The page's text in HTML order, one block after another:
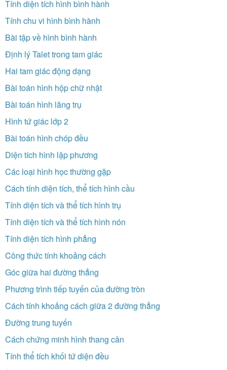
Tính diện tích hình bình hành
Tính chu vi hình bình hành
Bài tập về hình bình hành
Định lý Talet trong tam giác
Hai tam giác động dạng
Bài toán hình hộp chữ nhật
Bài toán hình lăng trụ
Hình tứ giác lớp 2
Bài toán hình chóp đều
Diện tích hình lập phương
Các loại hình học thường gặp
Cách tính diện tích, thể tích hình cầu
Tính diện tích và thể tích hình trụ
Tính diện tích và thể tích hình nón
Tính diện tích hình phẳng
Công thức tính khoảng cách
Góc giữa hai đường thẳng
Phương trình tiếp tuyến của đường tròn
Cách tính khoảng cách giữa 2 đường thẳng
Đường trung tuyến
Cách chứng minh hình thang cân
Tính thể tích khối tứ diện đều